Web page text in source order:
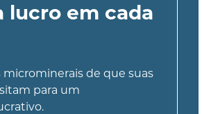
lucro em cada
microminerais de que suas
para um